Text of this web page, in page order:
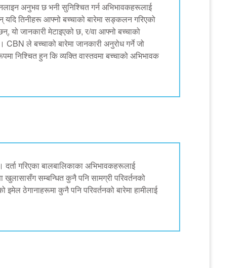
अनुभव छ भनी सुनिश्चित गर्न अभिभावकहरूलाई
यदि तिनीहरू आफ्नो बच्चाको बारेमा सङ्कलन गरिएको
यो जानकारी मेटाइएको छ, र/वा आफ्नो बच्चाको
ले बच्चाको बारेमा जानकारी अनुरोध गर्ने जो
निश्चित हुन कि व्यक्ति वास्तवमा बच्चाको अभिभावक
गरिएका बालबालिकाका अभिभावकहरूलाई
सम्बन्धित कुनै पनि सामग्री परिवर्तनको
ठेगानाहरूमा कुनै पनि परिवर्तनको बारेमा हामीलाई